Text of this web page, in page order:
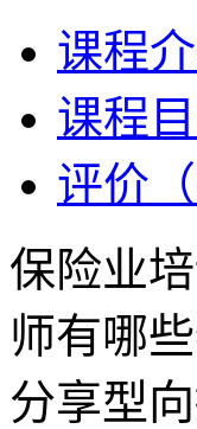
课程
课程
评价（
保险业
师有哪
分享型